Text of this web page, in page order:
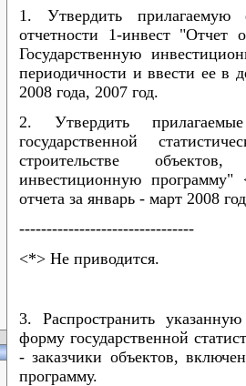
1. Утвердить прилагаемую
отчетности 1-инвест "Отчет
Государственную
периодичности и ввести ее в
2008 года, 2007 год.
2. Утвердить
государственной
строительстве
инвестиционную
отчета за январь - март 2008
--------------------------------
<*> Не приводится.
3. Распространить
форму государственной
- заказчики объектов,
программу.